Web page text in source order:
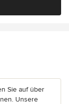
Sie auf über
Unsere